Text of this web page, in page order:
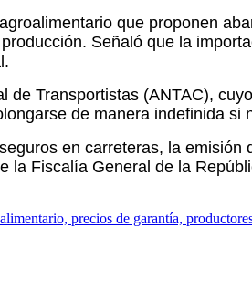
que proponen
Señaló que la
Transportistas (ANTAC),
de manera indefinida
en carreteras, la
Fiscalía General de la
precios de garantía,